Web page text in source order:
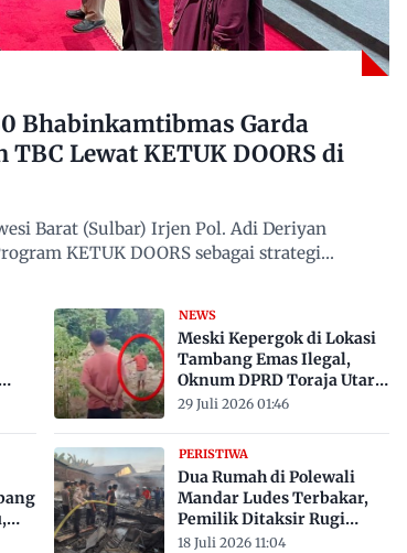
Bhabinkamtibmas Garda
Lewat KETUK DOORS di
Barat (Sulbar) Irjen Pol. Adi Deriyan
KETUK DOORS sebagai strategi
NEWS
Meski Kepergok di Lokasi
Tambang Emas Ilegal,
Oknum DPRD Toraja Utara
Belum Jadi Tersangka
29 Juli 2026 01:46
PERISTIWA
Dua Rumah di Polewali
Mandar Ludes Terbakar,
Pemilik Ditaksir Rugi
Rp200 Juta
18 Juli 2026 11:04